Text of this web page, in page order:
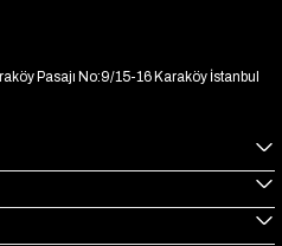
Pasajı No:9/15-16 Karaköy İstanbul